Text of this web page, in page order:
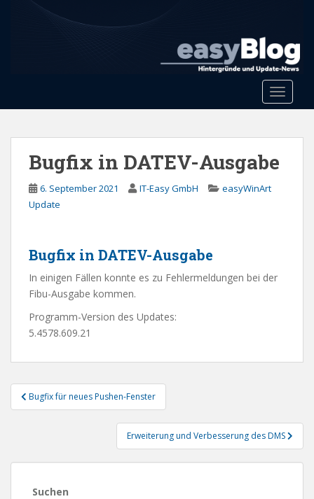
Toggle
Bugfix in DATEV-Ausgabe
6. September 2021 IT-Easy GmbH
easyWinArt
Update
Bugfix in DATEV-Ausgabe
In einigen Fällen konnte es zu Fehlermeldungen bei der
Fibu-Ausgabe kommen.
Programm-Version des Updates:
5.4578.609.21
Beitragsnavigation
Bugfix für neues Pushen-Fenster
Erweiterung und Verbesserung des DMS
Suchen